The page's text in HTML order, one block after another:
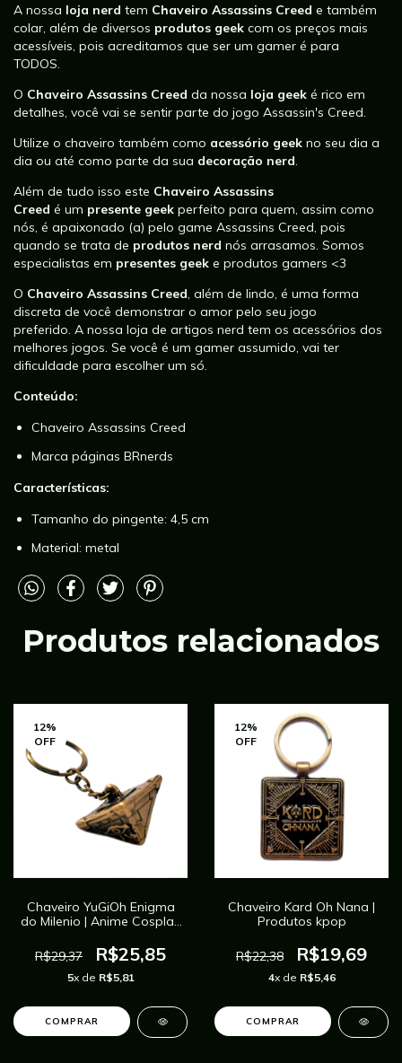
A nossa loja nerd tem Chaveiro Assassins Creed e também
colar, além de diversos produtos geek com os preços mais
acessíveis, pois acreditamos que ser um gamer é para
TODOS.
O Chaveiro Assassins Creed da nossa loja geek é rico em
detalhes, você vai se sentir parte do jogo Assassin's Creed.
Utilize o chaveiro também como acessório geek no seu dia a
dia ou até como parte da sua decoração nerd
Além de tudo isso este Chaveiro Assassins
Creed é um presente geek perfeito para quem, assim como
nós, é apaixonado (a) pelo game Assassins Creed, pois
quando se trata de produtos nerd nós arrasamos. Somos
especialistas em presentes geek e produtos gamers <3
O Chaveiro Assassins Creed , além de lindo, é uma forma
discreta de você demonstrar o amor pelo seu jogo
preferido. A nossa loja de artigos nerd tem os acessórios dos
melhores jogos. Se você é um gamer assumido, vai ter
dificuldade para escolher um só.
Conteúdo:
Chaveiro Assassins Creed
Marca páginas BRnerds
Características:
Tamanho do pingente: 4,5 cm
Material: metal
Produtos relacionados
12%
OFF
Chaveiro YuGiOh Enigma
do Milenio | Anime Cosplay
R$29,37
R$25,85
5x de R$5,81
12%
OFF
Chaveiro Kard Oh Nana |
Produtos kpop
R$22,38 R$19,69
4x de R$5,46